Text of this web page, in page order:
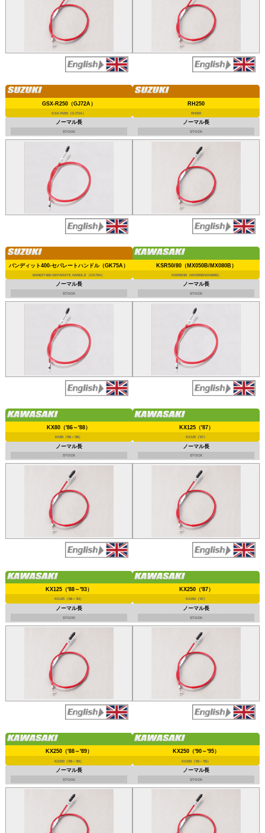
GSX-R250（GJ72A）
GSX-R250（GJ72A）
ノーマル長
STOCK
RH250
RH250
ノーマル長
STOCK
バンディット400-セパレートハンドル（GK75A）
BANDIT400-SEPARATE HANDLE（GK75A）
ノーマル長
STOCK
KSR50/80（MX050B/MX080B）
KSR50/80（MX050B/MX080B）
ノーマル長
STOCK
KX80（'86～'88）
KX80（'86～'88）
ノーマル長
STOCK
KX125（'87）
KX125（'87）
ノーマル長
STOCK
KX125（'88～'93）
KX125（'88～'93）
ノーマル長
STOCK
KX250（'87）
KX250（'87）
ノーマル長
STOCK
KX250（'88～'89）
KX250（'88～'89）
ノーマル長
STOCK
KX250（'90～'95）
KX250（'90～'95）
ノーマル長
STOCK